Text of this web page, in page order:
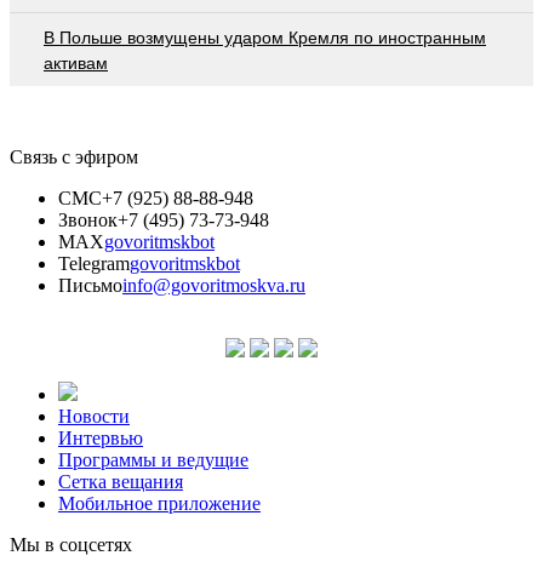
В Польше возмущены ударом Кремля по иностранным
активам
Связь с эфиром
СМС+7 (925) 88-88-948
Звонок+7 (495) 73-73-948
MAXgovoritmskbot
Telegramgovoritmskbot
Письмоinfo@govoritmoskva.ru
Новости
Интервью
Программы и ведущие
Сетка вещания
Мобильное приложение
Мы в соцсетях